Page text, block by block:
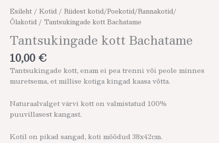
Esileht / Kotid / Riidest kotid/Poekotid/Rannakotid/
Õlakotid / Tantsukingade kott Bachatame
Tantsukingade kott Bachatame
10,00 €
Tantsukingade kott, enam ei pea trenni või peole minnes
muretsema, et millise kotiga kingad kaasa võtta.
Naturaalvalget värvi kott on valmistatud 100%
puuvillasest kangast.
Kotil on pikad sangad, koti mõõdud 38x42cm.